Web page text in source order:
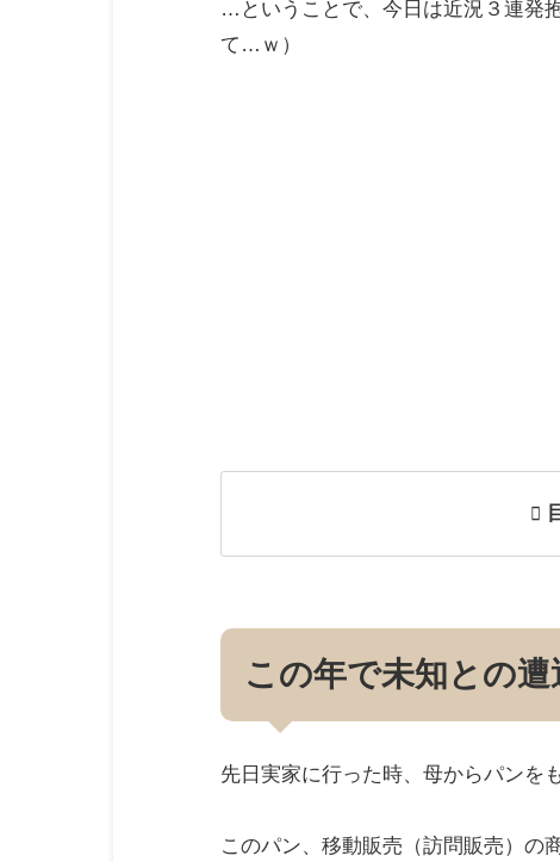
…ということで、今日は近況３連発
て…ｗ）
この年で未知との
先日実家に行った時、母からパンを
このパン、移動販売（訪問販売）の